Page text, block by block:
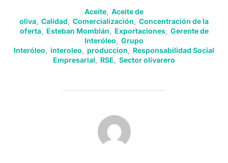
Aceite Aceite de
oliva Calidad Comercialización
Concentración de la
oferta, Esteban Momblán Exportaciones, Gerente de
Interóleo
Grupo
Interóleo
interoleo produccion
Responsabilidad Social
Empresarial
RSE Sector olivarero
AUTOR DE LA PUBLICACIÓN